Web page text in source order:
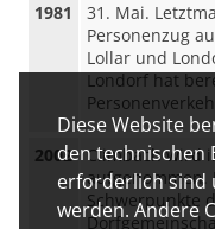
Diese Website
den technischen
erforderlich sind
werden. Andere
1981
31. Mai.
Personenzug
Lollar und
Londorf hat
2002
Climbach wird
aufgenommen.
Schwerpunkte